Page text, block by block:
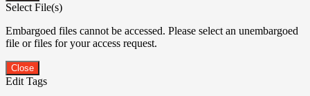
Select File(s)
Embargoed files cannot be accessed. Please select an unembargoed
file or files for your access request.
Close
Edit Tags